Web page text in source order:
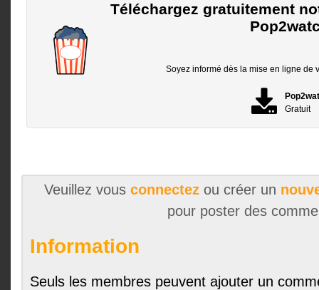
Téléchargez gratuitement
Soyez informé dès la mise en ligne de
Gratuit
Veuillez vous connectezou créer un
pour poster des
Information
Seuls les membres peuvent ajouter un